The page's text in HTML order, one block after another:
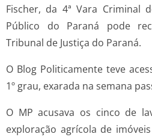
Fischer, da 4ª Vara Criminal
Público do Paraná pode
Tribunal de Justiça do Paraná.
O Blog Politicamente teve
1º grau, exarada na semana
O MP acusava os cinco de
exploração agrícola de